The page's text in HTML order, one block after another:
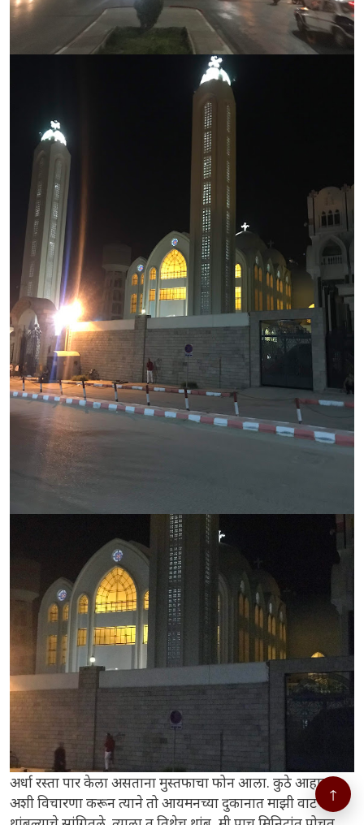
अर्धा रस्ता पार केला असताना मुस्तफाचा फोन आला. कुठे आहात
अशी विचारणा करून त्याने तो आयमनच्या दुकानात माझी वाट बघत
↑